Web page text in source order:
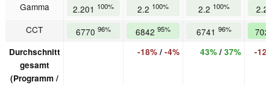
Gamma 2.201 100% 2.2 100% 2.2 100%
CCT
6770 96% 6842 95% 6741 96%
Durchschnitt
gesamt
(Programm /
-18%/ -4% 43%/ 37% -